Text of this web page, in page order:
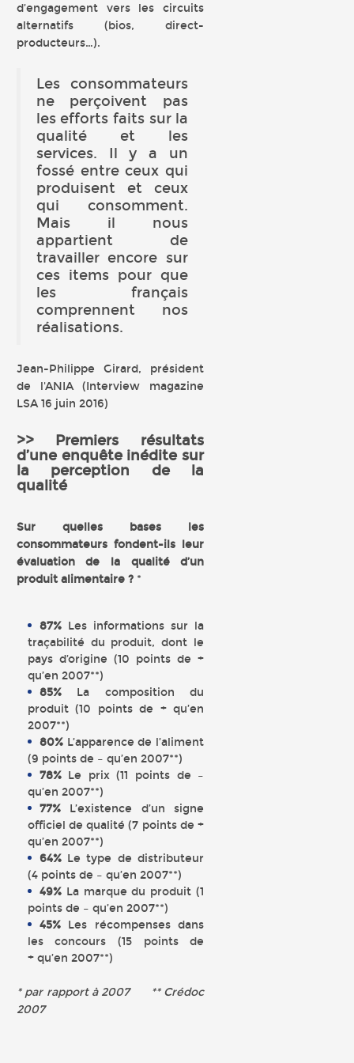
d’engagement vers les circuits
alternatifs (bios, direct-
producteurs…).
Les consommateurs
ne perçoivent pas
les efforts faits sur la
qualité et les
services. Il y a un
fossé entre ceux qui
produisent et ceux
qui consomment.
Mais il nous
appartient de
travailler encore sur
ces items pour que
les français
comprennent nos
réalisations.
Jean-Philippe Girard, président
de l'ANIA (Interview magazine
LSA 16 juin 2016)
>> Premiers résultats
d’une enquête inédite sur
la perception de la
qualité
Sur quelles bases les
consommateurs fondent-ils leur
évaluation de la qualité d’un
produit alimentaire ?*
87%Les informations sur la
traçabilité du produit, dont le
pays d’origine (10 points de +
qu’en 2007**)
85%La composition du
produit (10 points de + qu’en
2007**)
80%L’apparence de l’aliment
(9 points de – qu’en 2007**)
78%Le prix (11 points de –
qu’en 2007**)
77%L’existence d’un signe
officiel de qualité (7 points de +
qu’en 2007**)
64%Le type de distributeur
(4 points de – qu’en 2007**)
49%La marque du produit (1
points de – qu’en 2007**)
45%Les récompenses dans
les concours (15 points de
+ qu’en 2007**)
* par rapport à 2007 ** Crédoc
2007